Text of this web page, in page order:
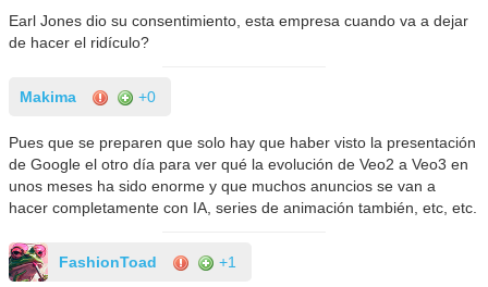
Earl Jones dio su consentimiento, esta empresa cuando va a dejar
de hacer el ridículo?
Makima +0
Pues que se preparen que solo hay que haber visto la presentación
de Google el otro día para ver qué la evolución de Veo2 a Veo3 en
unos meses ha sido enorme y que muchos anuncios se van a
hacer completamente con IA, series de animación también, etc, etc.
FashionToad +1